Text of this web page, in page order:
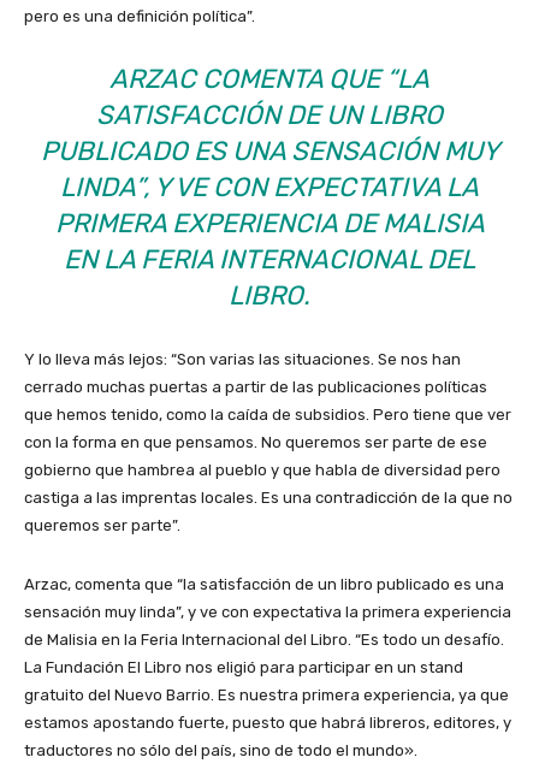
pero es una definición política”.
ARZAC COMENTA QUE “LA
SATISFACCIÓN DE UN LIBRO
PUBLICADO ES UNA SENSACIÓN MUY
LINDA”, Y VE CON EXPECTATIVA LA
PRIMERA EXPERIENCIA DE MALISIA
EN LA FERIA INTERNACIONAL DEL
LIBRO.
Y lo lleva más lejos: “Son varias las situaciones. Se nos han
cerrado muchas puertas a partir de las publicaciones políticas
que hemos tenido, como la caída de subsidios. Pero tiene que ver
con la forma en que pensamos. No queremos ser parte de ese
gobierno que hambrea al pueblo y que habla de diversidad pero
castiga a las imprentas locales. Es una contradicción de la que no
queremos ser parte”.
Arzac, comenta que “la satisfacción de un libro publicado es una
sensación muy linda”, y ve con expectativa la primera experiencia
de Malisia en la Feria Internacional del Libro. “Es todo un desafío.
La Fundación El Libro nos eligió para participar en un stand
gratuito del Nuevo Barrio. Es nuestra primera experiencia, ya que
estamos apostando fuerte, puesto que habrá libreros, editores, y
traductores no sólo del país, sino de todo el mundo».